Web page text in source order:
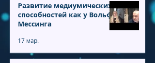
Развитие медиумических
способностей как у Вольфа
Мессинга
17 мар.